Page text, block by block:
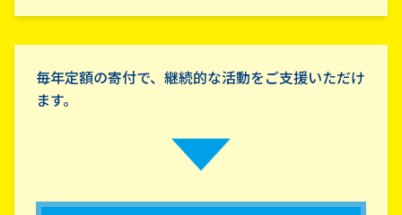
毎年定額の寄付で、継続的な活動をご支援いただけ
ます。